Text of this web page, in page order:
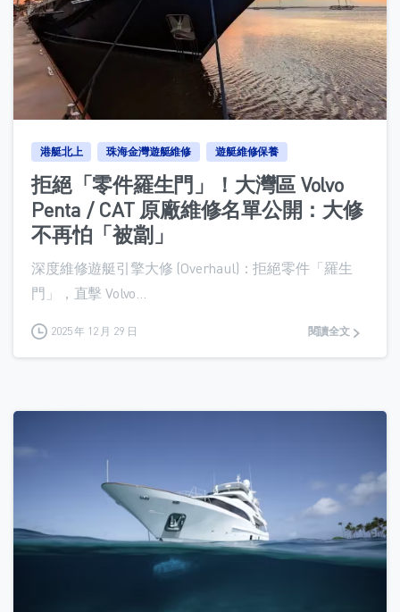
0
港艇北上 珠海金灣遊艇維修 遊艇維修保養
拒絕「零件羅生門」！大灣區 Volvo
Penta / CAT 原廠維修名單公開：大修
不再怕「被劏」
深度維修遊艇引擎大修 (Overhaul)：拒絕零件「羅生
門」，直擊 Volvo...
2025 年 12 月 29 日 閱讀全文